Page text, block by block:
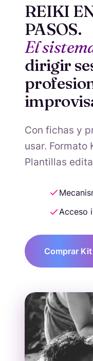
REIKI
PASOS.
El
dirigir
Con fichas y
usar. Formato
Plantillas
Acceso
Comprar